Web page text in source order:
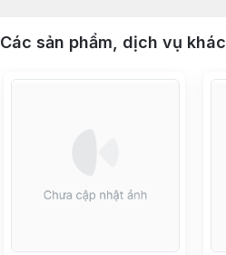
Các sản phẩm, dịch vụ khác